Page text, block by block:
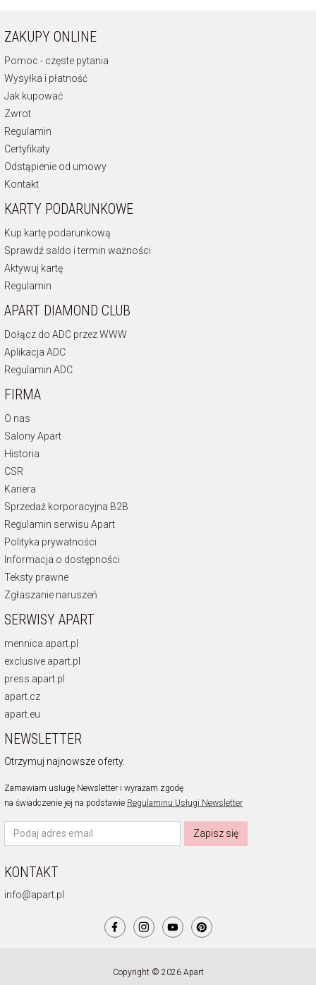
złote naszyjniki z kluczykiem, znakiem nieskończoności i sercem.
Jeśli poszukujesz dyskretniejszej ozdoby dekoltu właściwym
wyborem będziezłota lub srebrna zawieszka kluczyk na łańcuszek
Zawieszka na bransoletkę
Uzupełnieniem posiadanej
zawieszka kluczyk na bransoletkę
Najczęściej szukane
Apart kolczyki kluczyki
Apart naszyjnik z kluczem
Apart zawieszka kluczyk
Apart zawieszka Beads kluczyk
Apart zawieszka Charms kluczyk
ZAKUPY ONLINE
Pomoc - częste pytania
Wysyłka i płatność
Jak kupować
Zwrot
Regulamin
Certyfikaty
Odstąpienie od umowy
Kontakt
KARTY PODARUNKOWE
Kup kartę podarunkową
Sprawdź saldo i termin ważności
Aktywuj kartę
Regulamin
APART DIAMOND CLUB
Dołącz do ADC przez WWW
Aplikacja ADC
Regulamin ADC
FIRMA
O nas
Salony Apart
Historia
CSR
Kariera
Sprzedaż korporacyjna B2B
Regulamin serwisu Apart
Polityka prywatności
Informacja o dostępności
Teksty prawne
Zgłaszanie naruszeń
SERWISY APART
mennica.apart.pl
exclusive.apart.pl
press.apart.pl
apart.cz
apart.eu
NEWSLETTER
Otrzymuj najnowsze oferty.
Zamawiam usługę Newsletter i wyrażam zgodę
na świadczenie jej na podstawie Regulaminu Usługi Newsletter
Zapisz się
KONTAKT
info@apart.pl
Copyright © 2026 Apart